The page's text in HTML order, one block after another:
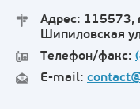
Адрес: 115573,
Шипиловская
Телефон/факс:
E-mail: